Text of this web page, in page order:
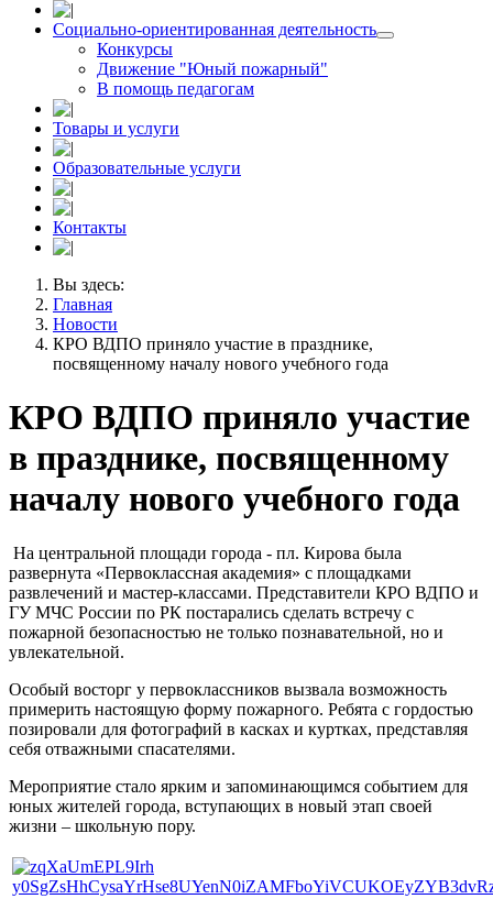
Социально-ориентированная деятельность
Конкурсы
Движение "Юный пожарный"
В помощь педагогам
Товары и услуги
Образовательные услуги
Контакты
Вы здесь:
Главная
Новости
КРО ВДПО приняло участие в празднике,
посвященному началу нового учебного года
КРО ВДПО приняло участие
в празднике, посвященному
началу нового учебного года
На центральной площади города - пл. Кирова была
развернута «Первоклассная академия» с площадками
развлечений и мастер-классами. Представители КРО ВДПО и
ГУ МЧС России по РК постарались сделать встречу с
пожарной безопасностью не только познавательной, но и
увлекательной.
Особый восторг у первоклассников вызвала возможность
примерить настоящую форму пожарного. Ребята с гордостью
позировали для фотографий в касках и куртках, представляя
себя отважными спасателями.
Мероприятие стало ярким и запоминающимся событием для
юных жителей города, вступающих в новый этап своей
жизни – школьную пору.